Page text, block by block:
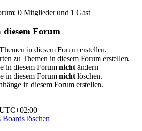
0 Mitglieder und 1 Gast
diesem Forum
in diesem Forum erstellen.
zu Themen in diesem Forum erstellen.
in diesem Forum nicht ändern.
in diesem Forum nicht löschen.
in diesem Forum erstellen.
UTC+02:00
löschen